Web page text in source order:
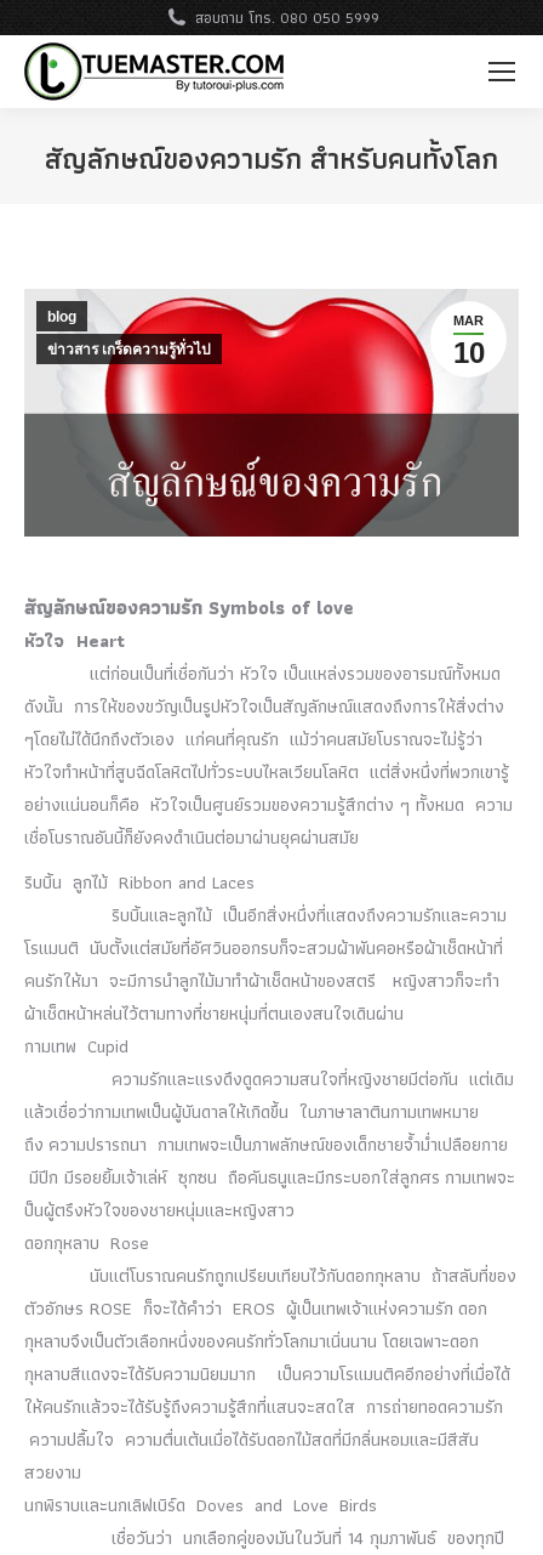
สอบถาม โทร. 080 050 5999
สัญลักษณ์ของความรัก สำหรับคนทั้งโลก
MAR
10
blog
ข่าวสาร เกร็ดความรู้ทั่วไป
สัญลักษณ์ของความรัก Symbols of love
หัวใจ Heart
แต่ก่อนเป็นที่เชื่อกันว่า หัวใจ เป็นแหล่งรวมของอารมณ์ทั้งหมด
ดังนั้น การให้ของขวัญเป็นรูปหัวใจเป็นสัญลักษณ์แสดงถึงการให้สิ่งต่าง
ๆโดยไม่ได้นึกถึงตัวเอง แก่คนที่คุณรัก แม้ว่าคนสมัยโบราณจะไม่รู้ว่า
หัวใจทำหน้าที่สูบฉีดโลหิตไปทั่วระบบไหลเวียนโลหิต แต่สิ่งหนึ่งที่พวกเขารู้
อย่างแน่นอนก็คือ หัวใจเป็นศูนย์รวมของความรู้สึกต่าง ๆ ทั้งหมด ความ
เชื่อโบราณอันนี้ก็ยังคงดำเนินต่อมาผ่านยุคผ่านสมัย
ริบบิ้น ลูกไม้ Ribbon and Laces
ริบบิ้นและลูกไม้ เป็นอีกสิ่งหนึ่งที่แสดงถึงความรักและความ
โรแมนติ นับตั้งแต่สมัยที่อัศวินออกรบก็จะสวมผ้าพันคอหรือผ้าเช็ดหน้าที่
คนรักให้มา จะมีการนำลูกไม้มาทำผ้าเช็ดหน้าของสตรี หญิงสาวก็จะทำ
ผ้าเช็ดหน้าหล่นไว้ตามทางที่ชายหนุ่มที่ตนเองสนใจเดินผ่าน
กามเทพ Cupid
ความรักและแรงดึงดูดความสนใจที่หญิงชายมีต่อกัน แต่เดิม
แล้วเชื่อว่ากามเทพเป็นผู้บันดาลให้เกิดขึ้น ในภาษาลาตินกามเทพหมาย
ถึง ความปรารถนา กามเทพจะเป็นภาพลักษณ์ของเด็กชายจ้ำม่ำเปลือยกาย
มีปีก มีรอยยิ้มเจ้าเล่ห์ ซุกซน ถือคันธนูและมีกระบอกใส่ลูกศร กามเทพจะ
ป็นผู้ตรึงหัวใจของชายหนุ่มและหญิงสาว
ดอกกุหลาบ Rose
นับแต่โบราณคนรักถูกเปรียบเทียบไว้กับดอกกุหลาบ ถ้าสลับที่ของ
ตัวอักษร ROSE ก็จะได้คำว่า EROS ผู้เป็นเทพเจ้าแห่งความรัก ดอก
กุหลาบจึงเป็นตัวเลือกหนึ่งของคนรักทั่วโลกมาเนิ่นนาน โดยเฉพาะดอก
กุหลาบสีแดงจะได้รับความนิยมมาก เป็นความโรแมนติคอีกอย่างที่เมื่อได้
ให้คนรักแล้วจะได้รับรู้ถึงความรู้สึกที่แสนจะสดใส การถ่ายทอดความรัก
ความปลื้มใจ ความตื่นเต้นเมื่อได้รับดอกไม้สดที่มีกลิ่นหอมและมีสีสัน
สวยงาม
นกพิราบและนกเลิฟเบิร์ด Doves and Love Birds
เชื่อวันว่า นกเลือกคู่ของมันในวันที่ 14 กุมภาพันธ์ ของทุกปี